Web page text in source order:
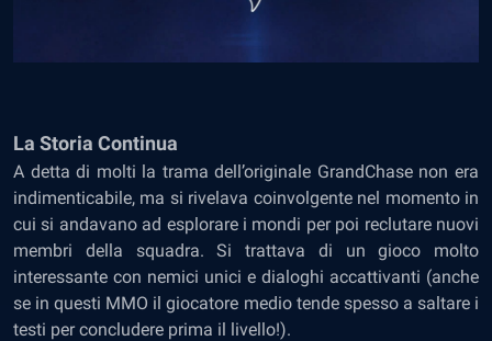
La Storia Continua
A detta di molti la trama dell’originale GrandChase non era
indimenticabile, ma si rivelava coinvolgente nel momento in
cui si andavano ad esplorare i mondi per poi reclutare nuovi
membri della squadra. Si trattava di un gioco molto
interessante con nemici unici e dialoghi accattivanti (anche
se in questi MMO il giocatore medio tende spesso a saltare i
testi per concludere prima il livello!).